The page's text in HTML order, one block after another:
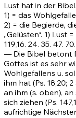
Lust hat in der
1) = das
2) = die Begierde,
„Gelüsten“. 1) Lust
119,16. 24. 35. 47. 70.
— Die Bibel betont
Gottes ist es sehr
Wohlgefallens u.
ihm hat (Ps. 18,20; 2
an ihm (s. oben),
sich ziehen (Ps.
aufrichtige